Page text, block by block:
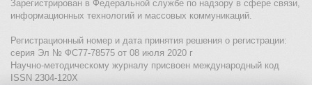
Зарегистрирован в Федеральной службе по надзору в сфере связи,
информационных технологий и массовых коммуникаций.
Регистрационный номер и дата принятия решения о регистрации:
серия Эл № ФС77-78575 от 08 июля 2020 г
Научно-методическому журналу присвоен международный код
ISSN 2304-120X